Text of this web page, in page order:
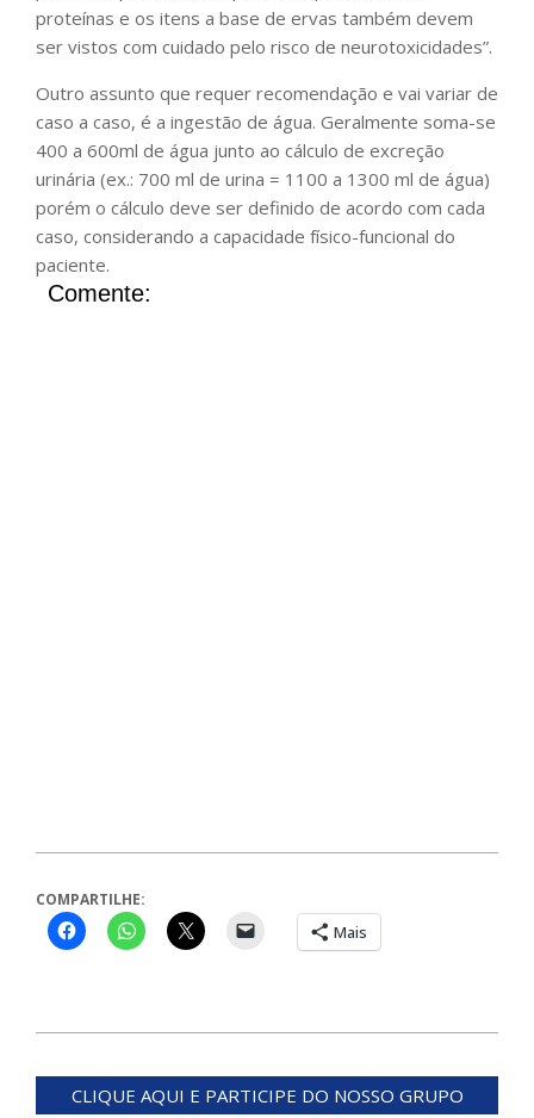
proteínas e os itens a base de ervas também devem
ser vistos com cuidado pelo risco de neurotoxicidades”.
Outro assunto que requer recomendação e vai variar de
caso a caso, é a ingestão de água. Geralmente soma-se
400 a 600ml de água junto ao cálculo de excreção
urinária (ex.: 700 ml de urina = 1100 a 1300 ml de água)
porém o cálculo deve ser definido de acordo com cada
caso, considerando a capacidade físico-funcional do
paciente.
Comente:
COMPARTILHE:
Mais
06-
CLIQUE AQUI E PARTICIPE DO NOSSO GRUPO